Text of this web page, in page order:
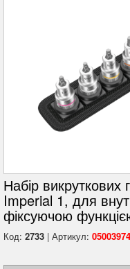
Набір
Imperial 1, для
фіксуючою
Код: 2733 | Артикул: